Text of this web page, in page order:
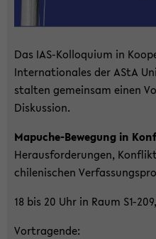
Das IAS-​Kolloquium in
In­ter­na­tio­na­les der AStA
stal­ten ge­mein­sam einen
Dis­kus­si­on.
Mapuche-​Bewegung in
Her­aus­for­de­run­gen,
chi­le­ni­schen
18 bis 20 Uhr in Raum S1-​
Vor­tra­gen­de: